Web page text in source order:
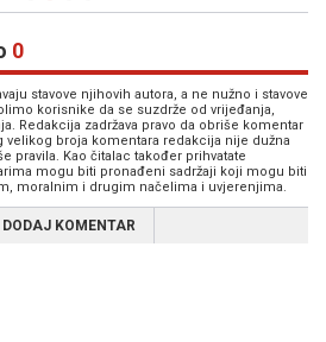
0
stavove njihovih autora, a ne nužno i stavove
korisnike da se suzdrže od vrijeđanja,
Redakcija zadržava pravo da obriše komentar
velikog broja komentara redakcija nije dužna
pravila. Kao čitalac također prihvatate
mogu biti pronađeni sadržaji koji mogu biti
moralnim i drugim načelima i uvjerenjima.
DODAJ KOMENTAR